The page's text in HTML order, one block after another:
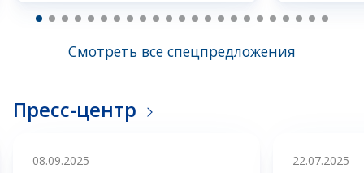
Смотреть все спецпредложения
Пресс-центр
08.09.2025 22.07.2025